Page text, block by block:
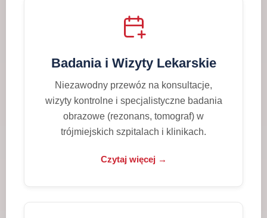
Badania i Wizyty Lekarskie
Niezawodny przewóz na konsultacje,
wizyty kontrolne i specjalistyczne badania
obrazowe (rezonans, tomograf) w
trójmiejskich szpitalach i klinikach.
Czytaj więcej →